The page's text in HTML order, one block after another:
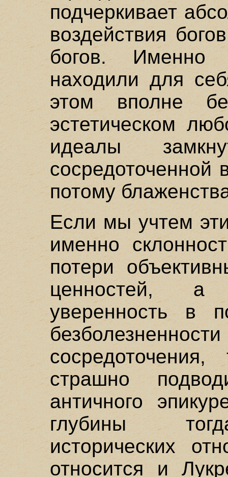
подчеркивает
воздействия
богов. Именно
находили для
этом вполне
эстетическом
идеалы
сосредоточенной
потому
Если мы учтем
именно
потери
ценностей, а
уверенность в
страшно
античного
глубины
исторических
относится и